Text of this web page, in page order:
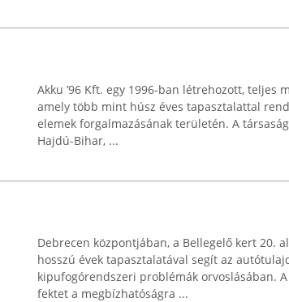
Akku ’96 Kft. egy 1996-ban létrehozott, teljes
amely több mint húsz éves tapasztalattal
elemek forgalmazásának területén. A
Hajdú-Bihar, ...
Debrecen központjában, a Bellegelő kert 20.
hosszú évek tapasztalatával segít az
kipufogórendszeri problémák orvoslásában.
fektet a megbízhatóságra ...